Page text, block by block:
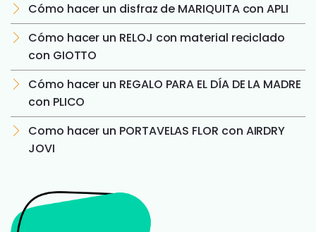
Cómo hacer un disfraz de MARIQUITA con APLI
Cómo hacer un RELOJ con material reciclado
con GIOTTO
Cómo hacer un REGALO PARA EL DÍA DE LA MADRE
con PLICO
Como hacer un PORTAVELAS FLOR con AIRDRY
JOVI